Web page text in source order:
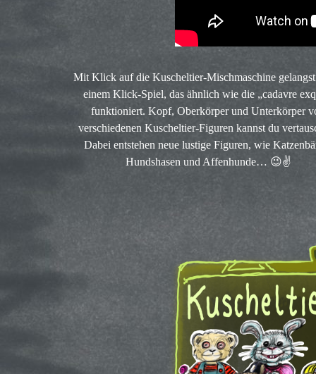
Mit Klick auf die Kuscheltier-Mischmaschine
einem Klick-Spiel, das ähnlich wie die „cadavre
funktioniert. Kopf, Oberkörper und Unterkörper
verschiedenen Kuscheltier-Figuren kannst du
Dabei entstehen neue lustige Figuren, wie
Hundshasen und Affenhunde… 😉✌️